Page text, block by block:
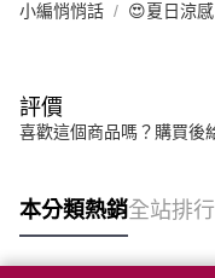
小編悄悄話 😍夏日涼
評價
喜歡這個商品嗎？購買後
本分類熱銷全站排行